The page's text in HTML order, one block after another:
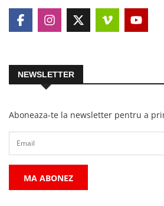
NEWSLETTER
Aboneaza-te la newsletter pentru a
MA ABONEZ